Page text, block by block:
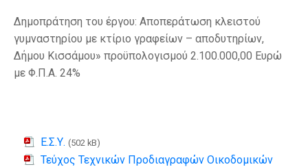
Δημοπράτηση του έργου: Αποπεράτωση κλειστού
γυμναστηρίου με κτίριο γραφείων – αποδυτηρίων,
Δήμου Κισσάμου» προϋπολογισμού 2.100.000,00 Ευρώ
με Φ.Π.Α. 24%
Ε.Σ.Υ. (502 kB)
Τεύχος Τεχνικών Προδιαγραφών Οικοδομικών